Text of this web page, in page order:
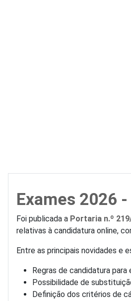
Exames 2026
Foi publicada a Portaria n.º
relativas à candidatura online,
Entre as principais novidades e
Regras de candidatura
Possibilidade de
Definição dos critérios de